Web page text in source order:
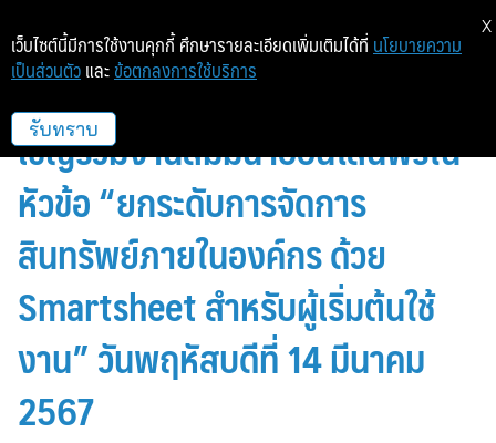
KP Technology Management
เชิญร่วมงานสัมมนาออนไลน์ฟรีใน
หัวข้อ “ยกระดับการจัดการ
สินทรัพย์ภายในองค์กร ด้วย
Smartsheet สำหรับผู้เริ่มต้นใช้
งาน” วันพฤหัสบดีที่ 14 มีนาคม
2567
เว็บไซต์นี้มีการใช้งานคุกกี้ ศึกษารายละเอียดเพิ่มเติมได้ที่ นโยบายความ
เป็นส่วนตัว และ ข้อตกลงการใช้บริการ
รับทราบ
X